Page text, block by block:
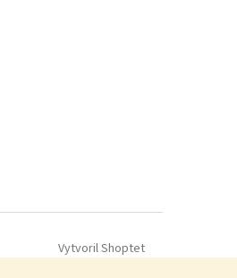
Vytvoril Shoptet